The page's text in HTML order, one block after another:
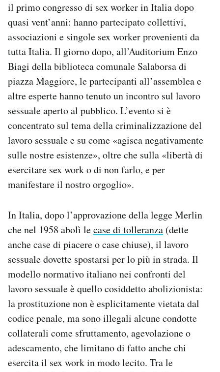
Area Personale
Newsletter
Notifiche mobile
Regala il Post
Hai bisogno di aiuto?
il primo congresso di sex worker in Italia dopo
quasi vent’anni: hanno partecipato collettivi,
associazioni e singole sex worker provenienti da
tutta Italia. Il giorno dopo, all’Auditorium Enzo
Biagi della biblioteca comunale Salaborsa di
piazza Maggiore, le partecipanti all’assemblea e
altre esperte hanno tenuto un incontro sul lavoro
sessuale aperto al pubblico. L’evento si è
concentrato sul tema della criminalizzazione del
lavoro sessuale e su come «agisca negativamente
sulle nostre esistenze», oltre che sulla «libertà di
esercitare sex work o di non farlo, e per
manifestare il nostro orgoglio».
In Italia, dopo l’approvazione della legge Merlin
che nel 1958 abolì lecase di tolleranza (dette
anche case di piacere o case chiuse), il lavoro
sessuale dovette spostarsi per lo più in strada. Il
modello normativo italiano nei confronti del
lavoro sessuale è quello cosiddetto abolizionista:
la prostituzione non è esplicitamente vietata dal
codice penale, ma sono illegali alcune condotte
collaterali come sfruttamento, agevolazione o
adescamento, che limitano di fatto anche chi
esercita il sex work in modo lecito. Tra le